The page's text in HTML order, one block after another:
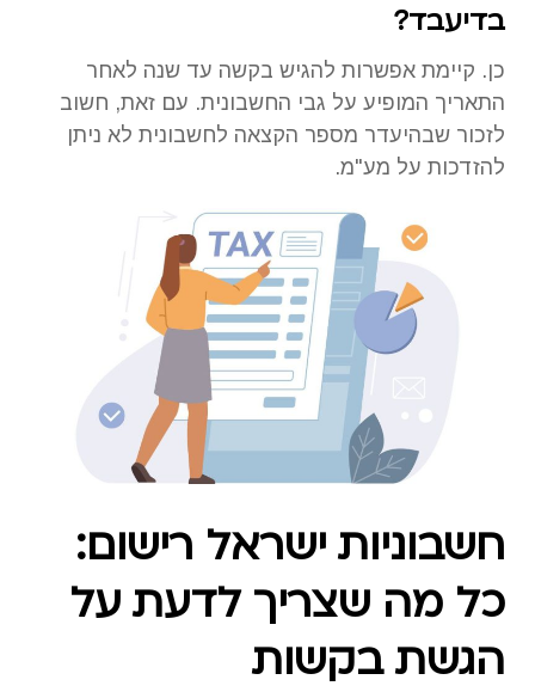
בדיעבד?
כן. קיימת אפשרות להגיש בקשה עד שנה לאחר
התאריך המופיע על גבי החשבונית. עם זאת, חשוב
לזכור שבהיעדר מספר הקצאה לחשבונית לא ניתן
להזדכות על מע"מ.
חשבוניות ישראל רישום:
כל מה שצריך לדעת על
הגשת בקשות